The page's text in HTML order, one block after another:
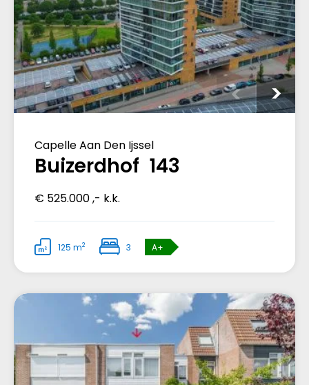
Capelle Aan Den Ijssel
Buizerdhof 143
€ 525.000 ,- k.k.
125 m2 3 A+